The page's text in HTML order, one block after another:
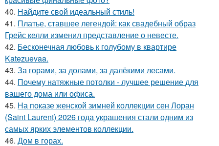
40. Найдите свой идеальный стиль!
41. Платье, ставшее легендой: как свадебный образ
Грейс келли изменил представление о невесте.
42. Бесконечная любовь к голубому в квартире
Katezuevaa.
43. За горами, за долами, за далёкими лесами.
44. Почему натяжные потолки - лучшее решение для
вашего дома или офиса.
45. На показе женской зимней коллекции сен Лоран
(Saint Laurent) 2026 года украшения стали одним из
самых ярких элементов коллекции.
46. Дом в горах.